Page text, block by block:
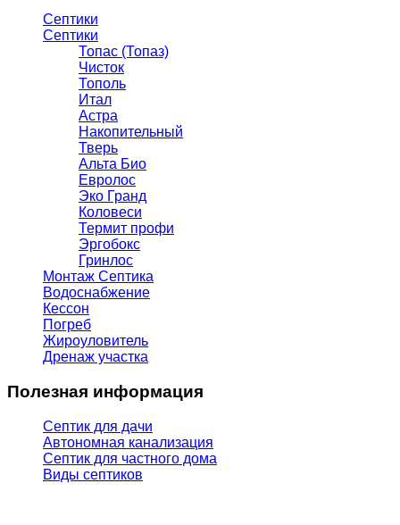
Септики
Септики
Топас (Топаз)
Чисток
Тополь
Итал
Астра
Накопительный
Тверь
Альта Био
Евролос
Эко Гранд
Коловеси
Термит профи
Эргобокс
Гринлос
Монтаж Септика
Водоснабжение
Кессон
Погреб
Жироуловитель
Дренаж участка
Полезная информация
Септик для дачи
Автономная канализация
Септик для частного дома
Виды септиков